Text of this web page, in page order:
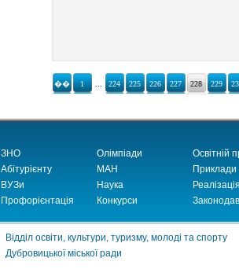
�� 1 224 225 226 227 228 229
ЗНО
Абітурієнту
ВУЗи
Профорієнтація
Олімпіади
МАН
Наука
Конкурси
Освітній
Приклади
Відділ освіти, культури, туризму, молоді та спорту
Дубровицької міської ради